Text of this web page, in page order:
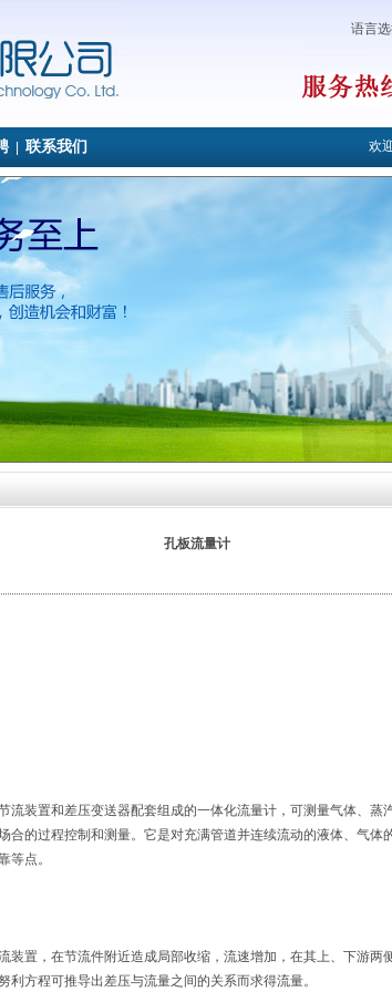
语言选
联系我们 欢
孔板流量计
装置和差压变送器配套组成的一体化流量计，可测量气体、蒸
合的过程控制和测量。它是对充满管道并连续流动的液体、气体
等点。
置，在节流件附近造成局部收缩，流速增加，在其上、下游两
利方程可推导出差压与流量之间的关系而求得流量。